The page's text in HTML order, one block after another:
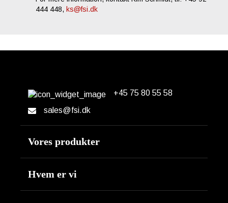
444 448, ks@fsi.dk
Erhvervsparken 14
DK-7160 Tørring
+45 75 80 55 58
sales@fsi.dk
Vores produkter
Hydraulik
Hvem er vi